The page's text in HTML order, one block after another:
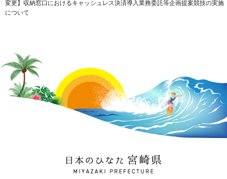
変更】収納窓口におけるキャッシュレス決済導入業務委託等企画提案競技の実施
について
日本のひなた 宮崎県
MIYAZAKI PREFECTURE